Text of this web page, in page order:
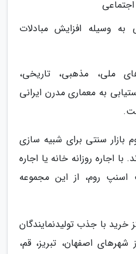
به وسیله افزایش مبادلات
ملی، مذهبی، تاریخی،
به معماری مدرن ایرانی
بازار سنتی برای شبیه سازی
اجاره روزانه خانه یا اجاره
روم، از این مجموعه
خرید با جذب تولیدنمایندگان
اصفهان، تبریز، قم،